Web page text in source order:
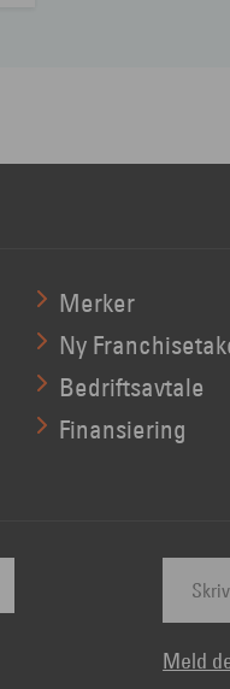
Merker
Ny
Bedriftsavtale
Finansiering
Meld